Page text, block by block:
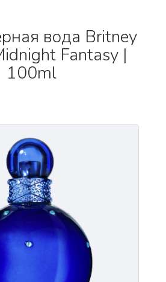
вода Britney
Fantasy |
100ml